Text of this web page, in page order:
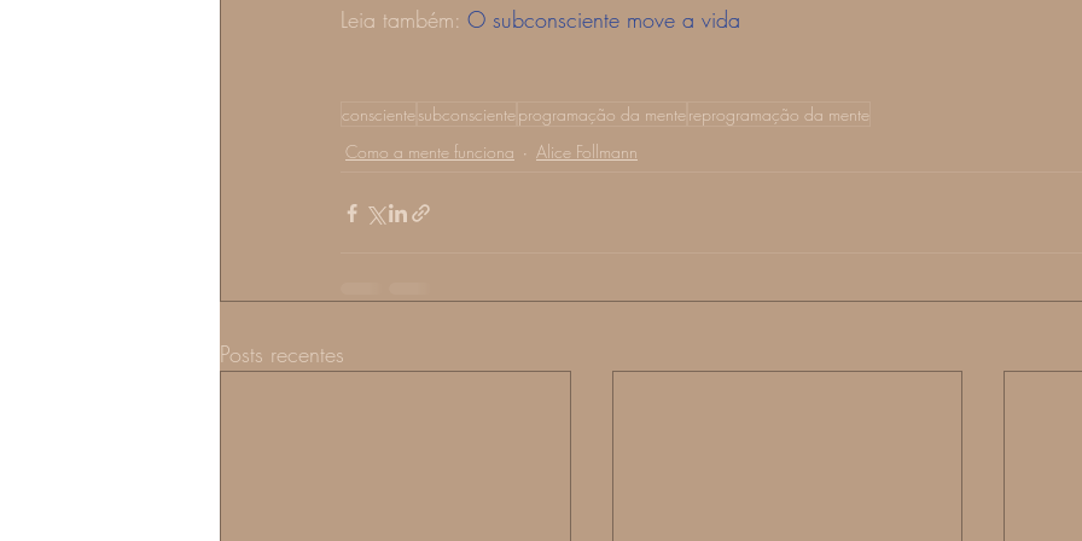
Leia também: O subconsciente move a vida
conscientesubconscienteprogramação da mentereprogramação da mente
Como a mente funciona
Alice Follmann
Posts recentes